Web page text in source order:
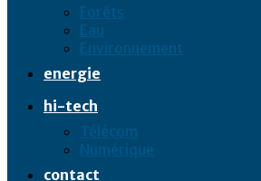
Forêts
Eau
Environnement
energie
hi-tech
Télécom
Numérique
contact